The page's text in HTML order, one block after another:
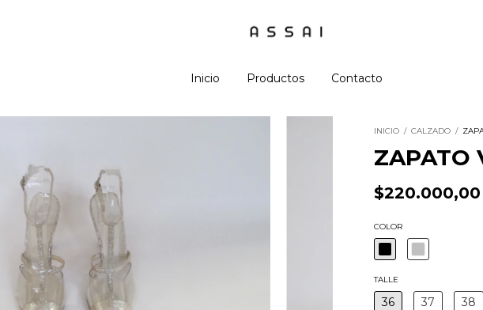
Inicio Productos Contacto
INICIO / CALZADO /
ZAPATO
$220.000,00
COLOR
TALLE
36 37 38